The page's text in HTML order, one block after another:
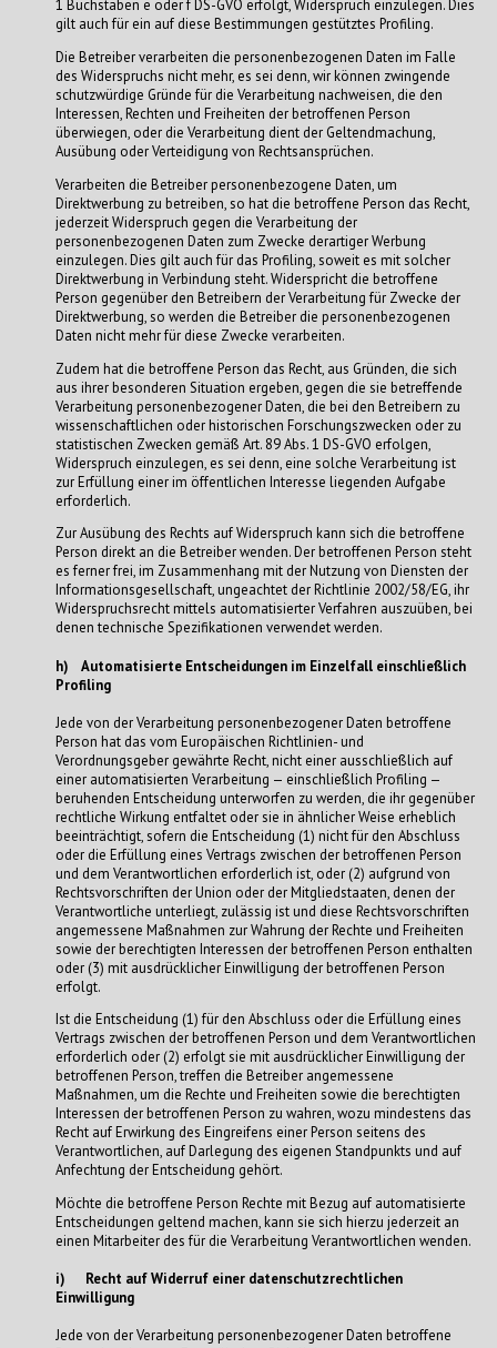
1 Buchstaben e oder f DS-GVO erfolgt, Widerspruch einzulegen. Dies
gilt auch für ein auf diese Bestimmungen gestütztes Profiling.
Die Betreiber verarbeiten die personenbezogenen Daten im Falle
des Widerspruchs nicht mehr, es sei denn, wir können zwingende
schutzwürdige Gründe für die Verarbeitung nachweisen, die den
Interessen, Rechten und Freiheiten der betroffenen Person
überwiegen, oder die Verarbeitung dient der Geltendmachung,
Ausübung oder Verteidigung von Rechtsansprüchen.
Verarbeiten die Betreiber personenbezogene Daten, um
Direktwerbung zu betreiben, so hat die betroffene Person das Recht,
jederzeit Widerspruch gegen die Verarbeitung der
personenbezogenen Daten zum Zwecke derartiger Werbung
einzulegen. Dies gilt auch für das Profiling, soweit es mit solcher
Direktwerbung in Verbindung steht. Widerspricht die betroffene
Person gegenüber den Betreibern der Verarbeitung für Zwecke der
Direktwerbung, so werden die Betreiber die personenbezogenen
Daten nicht mehr für diese Zwecke verarbeiten.
Zudem hat die betroffene Person das Recht, aus Gründen, die sich
aus ihrer besonderen Situation ergeben, gegen die sie betreffende
Verarbeitung personenbezogener Daten, die bei den Betreibern zu
wissenschaftlichen oder historischen Forschungszwecken oder zu
statistischen Zwecken gemäß Art. 89 Abs. 1 DS-GVO erfolgen,
Widerspruch einzulegen, es sei denn, eine solche Verarbeitung ist
zur Erfüllung einer im öffentlichen Interesse liegenden Aufgabe
erforderlich.
Zur Ausübung des Rechts auf Widerspruch kann sich die betroffene
Person direkt an die Betreiber wenden. Der betroffenen Person steht
es ferner frei, im Zusammenhang mit der Nutzung von Diensten der
Informationsgesellschaft, ungeachtet der Richtlinie 2002/58/EG, ihr
Widerspruchsrecht mittels automatisierter Verfahren auszuüben, bei
denen technische Spezifikationen verwendet werden.
h) Automatisierte Entscheidungen im Einzelfall einschließlich
Profiling
Jede von der Verarbeitung personenbezogener Daten betroffene
Person hat das vom Europäischen Richtlinien- und
Verordnungsgeber gewährte Recht, nicht einer ausschließlich auf
einer automatisierten Verarbeitung — einschließlich Profiling —
beruhenden Entscheidung unterworfen zu werden, die ihr gegenüber
rechtliche Wirkung entfaltet oder sie in ähnlicher Weise erheblich
beeinträchtigt, sofern die Entscheidung (1) nicht für den Abschluss
oder die Erfüllung eines Vertrags zwischen der betroffenen Person
und dem Verantwortlichen erforderlich ist, oder (2) aufgrund von
Rechtsvorschriften der Union oder der Mitgliedstaaten, denen der
Verantwortliche unterliegt, zulässig ist und diese Rechtsvorschriften
angemessene Maßnahmen zur Wahrung der Rechte und Freiheiten
sowie der berechtigten Interessen der betroffenen Person enthalten
oder (3) mit ausdrücklicher Einwilligung der betroffenen Person
erfolgt.
Ist die Entscheidung (1) für den Abschluss oder die Erfüllung eines
Vertrags zwischen der betroffenen Person und dem Verantwortlichen
erforderlich oder (2) erfolgt sie mit ausdrücklicher Einwilligung der
betroffenen Person, treffen die Betreiber angemessene
Maßnahmen, um die Rechte und Freiheiten sowie die berechtigten
Interessen der betroffenen Person zu wahren, wozu mindestens das
Recht auf Erwirkung des Eingreifens einer Person seitens des
Verantwortlichen, auf Darlegung des eigenen Standpunkts und auf
Anfechtung der Entscheidung gehört.
Möchte die betroffene Person Rechte mit Bezug auf automatisierte
Entscheidungen geltend machen, kann sie sich hierzu jederzeit an
einen Mitarbeiter des für die Verarbeitung Verantwortlichen wenden.
i) Recht auf Widerruf einer datenschutzrechtlichen
Einwilligung
Jede von der Verarbeitung personenbezogener Daten betroffene